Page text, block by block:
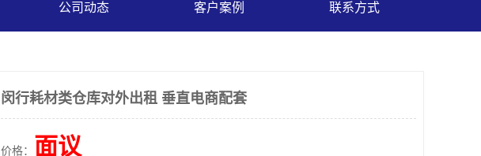
公司动态 客户案例 联系方式
闵行耗材类仓库对外出租 垂直电商配套
价格： 面议